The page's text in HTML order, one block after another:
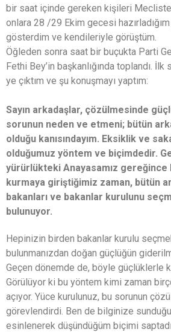
bir saat içinde gereken kişileri
onlara 28 /29 Ekim gecesi
gösterdim ve kendileriyle görüştüm.
Öğleden sonra saat bir buçukta Parti
Fethi Bey’in başkanlığında toplandı.
ye çıktım ve şu konuşmayı yaptım:
Sayın arkadaşlar, çözülmesinde
sorunun neden ve etmeni; bütün
olduğu kanısındayım. Eksiklik ve
olduğumuz yöntem ve biçimdedir.
yürürlükteki Anayasamız
kurmaya giriştiğimiz zaman, bütün
bakanları ve bakanlar kurulunu
bulunuyor.
Hepinizin birden bakanlar kurulu
bulunmanızdan doğan güçlüğün
Geçen dönemde de, böyle güçlüklerle
Görülüyor ki bu yöntem kimi zaman
açıyor. Yüce kurulunuz, bu sorunun
görevlendirdi. Ben de bilginize
esinlenerek düşündüğüm biçimi